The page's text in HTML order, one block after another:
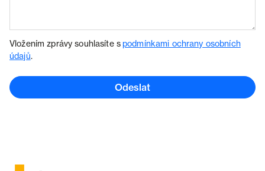
Vložením zprávy souhlasíte spodmínkami ochrany osobních
údajů.
Odeslat